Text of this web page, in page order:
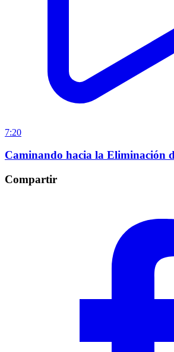
7:20
Caminando hacia la Eliminación
Compartir